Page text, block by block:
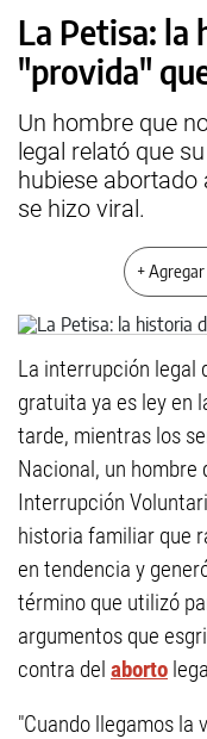
La Petisa:
"provida"
Un hombre que
legal relató que
hubiese abortado
se hizo viral.
+
La interrupción legal
gratuita ya es ley en
tarde, mientras los
Nacional, un hombre
Interrupción
historia familiar que
en tendencia y
término que utilizó
argumentos que
contra del aborto
"Cuando llegamos la